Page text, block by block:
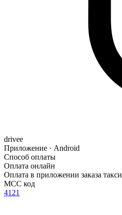
drivee
Приложение · Android
Способ оплаты
Оплата онлайн
Оплата в приложении заказа такси
MCC код
4121